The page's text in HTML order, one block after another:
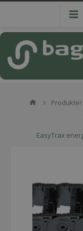
Produkter
EasyTrax